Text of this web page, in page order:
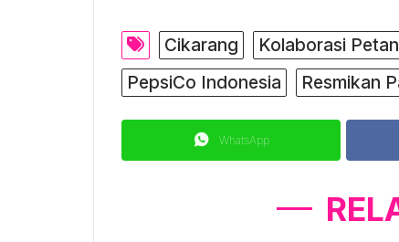
Cikarang Kolaborasi
PepsiCo Indonesia
Resmikan
WhatsApp